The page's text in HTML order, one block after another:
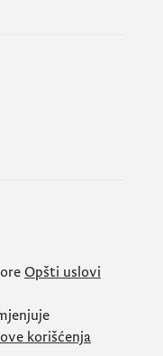
Opšti uslovi
korišćenja